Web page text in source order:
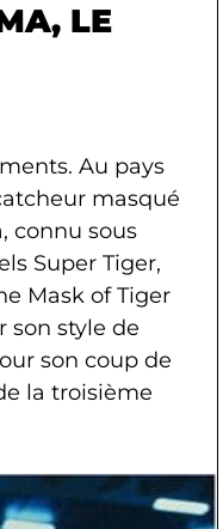
, LE
Au pays
masqué
connu sous
Super Tiger,
Mask of Tiger
son style de
son coup de
la troisième